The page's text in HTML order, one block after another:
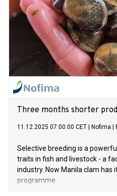
Three months shorter
11.12.2025 07:00:00 CET Nofima
Selective breeding is a
traits in fish and livestock - a
industry. Now Manila clam has
programme.